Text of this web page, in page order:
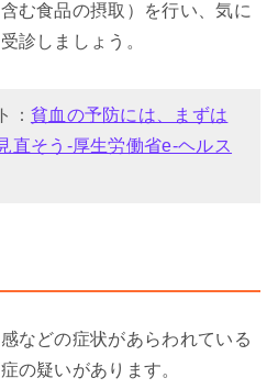
む食品の摂取）を行い、気に
診しましょう。
： 貧血の予防には、まずは
直そう-厚生労働省e-ヘルス
などの症状があらわれている
の疑いがあります。